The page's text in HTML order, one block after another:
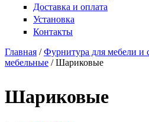
Доставка и оплата
Установка
Контакты
Вы здесь
Главная / Фурнитура для мебели и
мебельные / Шариковые
Шариковые